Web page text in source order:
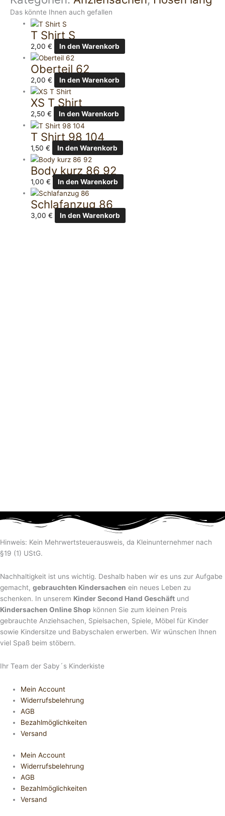
Das könnte Ihnen auch gefallen
T Shirt S
2,00€ In den Warenkorb
Oberteil 62
2,00€ In den Warenkorb
XS T Shirt
2,50€ In den Warenkorb
T Shirt 98 104
1,50€ In den Warenkorb
Body kurz 86 92
1,00€ In den Warenkorb
Schlafanzug 86
3,00€ In den Warenkorb
Hinweis: Kein Mehrwertsteuerausweis, da Kleinunternehmer nach
§19 (1) UStG.
Nachhaltigkeit ist uns wichtig. Deshalb haben wir es uns zur Aufgabe
gemacht, gebrauchten Kindersachen ein neues Leben zu
schenken. In unserem Kinder Second Hand Geschäft und
Kindersachen Online Shop können Sie zum kleinen Preis
gebrauchte Anziehsachen, Spiel­sachen, Spiele, Möbel für Kinder
sowie Kindersitze und Babyschalen erwerben. Wir wünschen Ihnen
viel Spaß beim stöbern.
Ihr Team der Saby´s Kinderkiste
Mein Account
Widerrufsbelehrung
AGB
Bezahlmöglichkeiten
Versand
Mein Account
Widerrufsbelehrung
AGB
Bezahlmöglichkeiten
Versand